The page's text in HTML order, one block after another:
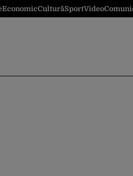
EconomicCulturăSportVideo